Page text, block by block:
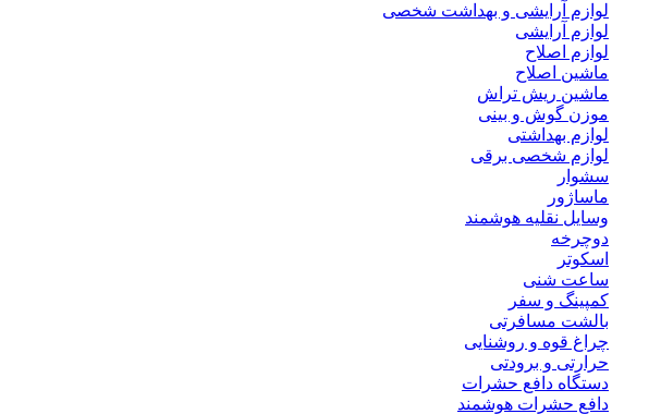
لوازم آرایشی و بهداشت شخصی
لوازم آرایشی
لوازم اصلاح
ماشین اصلاح
ماشین ریش تراش
موزن گوش و بینی
لوازم بهداشتی
لوازم شخصی برقی
سشوار
ماساژور
وسایل نقلیه هوشمند
دوچرخه
اسکوتر
ساعت شنی
کمپینگ و سفر
بالشت مسافرتی
چراغ قوه و روشنایی
حرارتی و برودتی
دستگاه دافع حشرات
دافع حشرات هوشمند